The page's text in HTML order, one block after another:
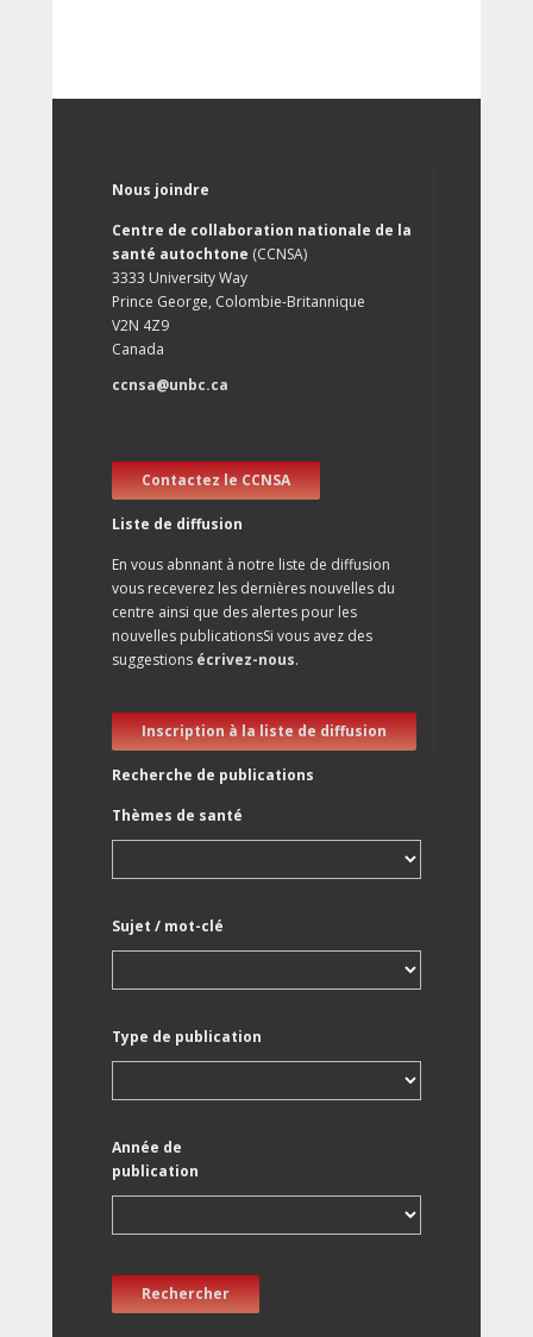
Nous joindre
Centre de collaboration nationale de la
santé autochtone (CCNSA)
3333 University Way
Prince George, Colombie-Britannique
V2N 4Z9
Canada
ccnsa@unbc.ca
Contactez le CCNSA
Liste de diffusion
En vous abnnant à notre liste de diffusion
vous receverez les dernières nouvelles du
centre ainsi que des alertes pour les
nouvelles publicationsSi vous avez des
suggestions écrivez-nous.
Inscription à la liste de diffusion
Recherche de publications
Thèmes de santé
Sujet / mot-clé
Type de publication
Année de
publication
Rechercher